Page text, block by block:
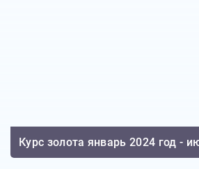
Курс золота январь 2024 год -